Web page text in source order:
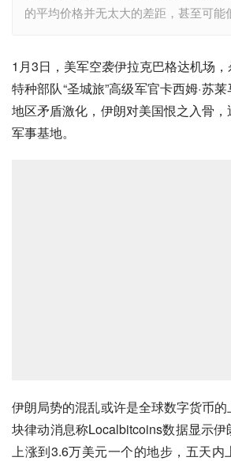
的平均价格并无太大的差距，甚至可能
1月3日，美军空袭伊拉克巴格达机场
特种部队“圣城旅”高级军官卡西姆·苏
地区矛盾激化，伊朗对美国恨之入骨
军事基地。
伊朗局势的混乱或许是全球数字货币
块律动消息称Localbitcoins数据显示伊
上涨到3.6万美元一个的地步，五天内